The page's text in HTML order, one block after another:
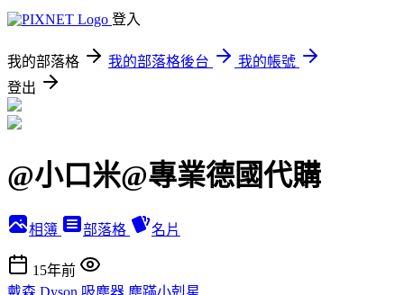
登入
我的部落格 我的部落格後台
我的帳號
登出
@小口米@專業德國代購
相簿 部落格 名片
15年前
戴森 Dyson 吸塵器 塵蹣小剋星